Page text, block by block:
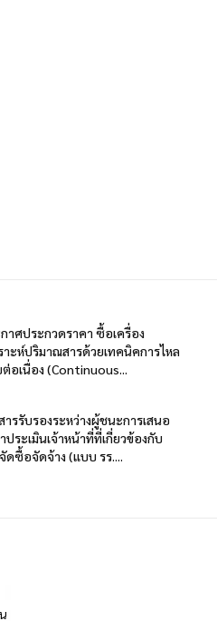
าศประกวดราคา ซื้อเครื่อง
าะห์ปริมาณสารด้วยเทคนิคการไหล
อเนื่อง (Continuous...
ารรับรองระหว่างผู้ชนะการเสนอ
ประเมินเจ้าหน้าที่ที่เกี่ยวข้องกับ
ดซื้อจัดจ้าง (แบบ รร....